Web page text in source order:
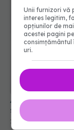
Alimentele pe
sănătoase
25 apr 2025, 14:50
Unii furnizori vă
interes legitim,
opțiunilor de
acestei pagini
consimțământul
uri.